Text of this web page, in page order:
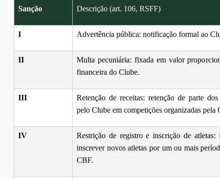
Sanção Descrição (art. 106, RSFF)
I Advertência pública: notificação formal ao
II
Multa pecuniária: fixada em valor
financeira do Clube.
III
Retenção de receitas: retenção de parte
pelo Clube em competições organizadas pela
IV
Restrição de registro e inscrição de atletas:
inscrever novos atletas por um ou mais
CBF.